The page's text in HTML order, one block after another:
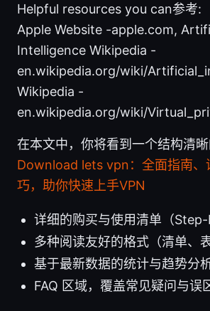
Helpful resources you can参考:
Apple Website -apple.com,
Intelligence Wikipedia -
en.wikipedia.org/wiki/
Wikipedia -
en.wikipedia.org/wiki/
在本文中，你将看到一个结构清晰
Download lets vpn：全面指南、
巧，助你快速上手VPN
详细的购买与使用清单（Step-
多种阅读友好的格式（清单、
基于最新数据的统计与趋势分
FAQ 区域，覆盖常见疑问与误